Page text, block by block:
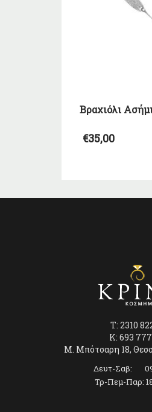
Βραχιόλι
€35,00
T: 2310
K: 693
Μ. Μπότσαρη 18,
Δευτ-Σαβ:
Τρ-Πεμ-Παρ: